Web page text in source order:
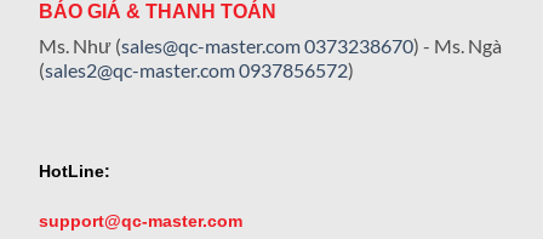
BÁO GIÁ & THANH TOÁN
Ms. Như (sales@qc-master.com0373238670) - Ms. Ngà
(sales2@qc-master.com0937856572)
HotLine:
support@qc-master.com